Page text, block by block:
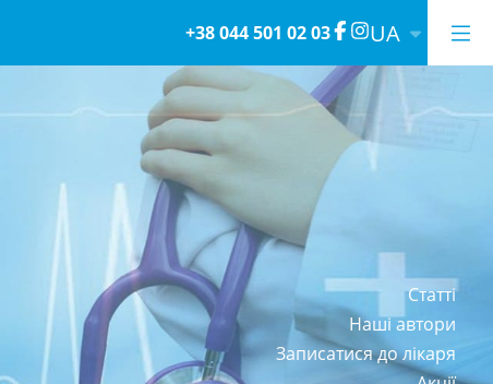
+38 044 501 02 03 UA
Статті
Наші автори
Записатися до лікаря